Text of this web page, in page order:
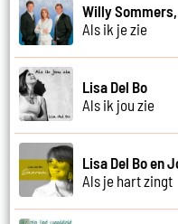
Willy
Als ik je zie
Lisa Del Bo
Als ik jou zie
Lisa Del Bo en
Als je hart zingt